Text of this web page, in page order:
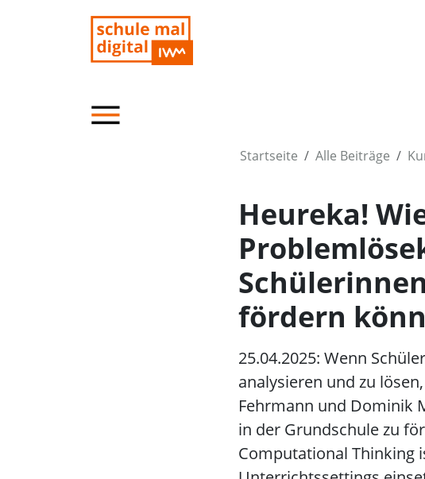
Startseite Alle Beiträge
Heureka!
fördern
25.04.2025: Wenn
analysieren und zu
Fehrmann und Dominik
in der Grundschule zu
Computational Thinking